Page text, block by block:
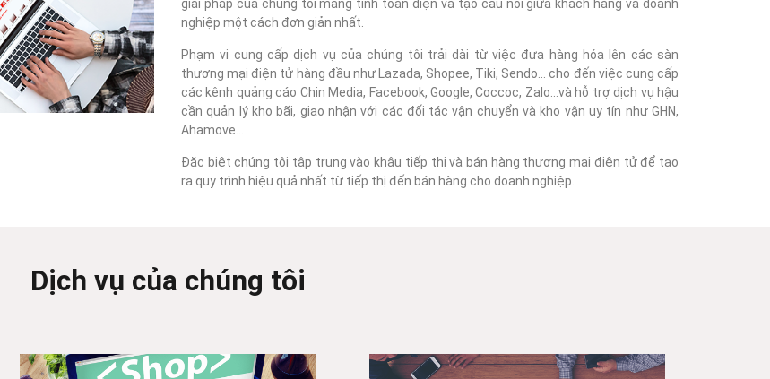
giải pháp của chúng tôi mang tính toàn diện và tạo cầu nối giữa khách hàng và doanh
nghiệp một cách đơn giản nhất.
Phạm vi cung cấp dịch vụ của chúng tôi trải dài từ việc đưa hàng hóa lên các sàn
thương mại điện tử hàng đầu như Lazada, Shopee, Tiki, Sendo... cho đến việc cung cấp
các kênh quảng cáo Chin Media, Facebook, Google, Coccoc, Zalo...và hỗ trợ dịch vụ hậu
cần quản lý kho bãi, giao nhận với các đối tác vận chuyển và kho vận uy tín như GHN,
Ahamove...
Đặc biệt chúng tôi tập trung vào khâu tiếp thị và bán hàng thương mại điện tử để tạo
ra quy trình hiệu quả nhất từ tiếp thị đến bán hàng cho doanh nghiệp.
Dịch vụ của chúng tôi